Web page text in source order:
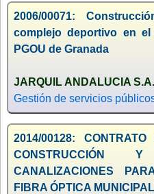
2006/00071:
complejo deportivo en el
PGOU de Granada
JARQUIL ANDALUCIA S.A.
Gestión de servicios
2014/00128:
CONSTRUCCIÓN
CANALIZACIONES
FIBRA ÓPTICA